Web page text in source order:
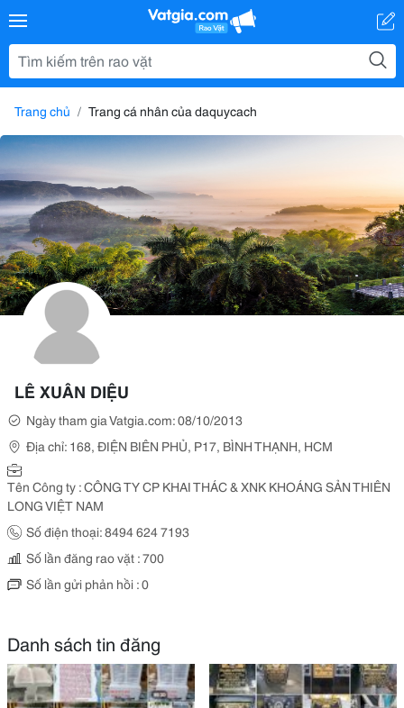
Trang chủ Trang cá nhân của daquycach
LÊ XUÂN DIỆU
Ngày tham gia Vatgia.com: 08/10/2013
Địa chỉ: 168, ĐIỆN BIÊN PHỦ, P17, BÌNH THẠNH, HCM
Tên Công ty : CÔNG TY CP KHAI THÁC & XNK KHOÁNG SẢN THIÊN
LONG VIỆT NAM
Số điện thoại: 8494 624 7193
Số lần đăng rao vặt : 700
Số lần gửi phản hồi : 0
Danh sách tin đăng